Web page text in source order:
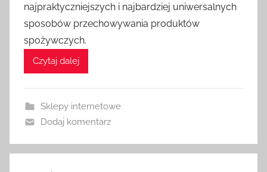
najpraktyczniejszych i najbardziej uniwersalnych
sposobów przechowywania produktów
spożywczych.
Czytaj dalej
Sklepy internetowe
Dodaj komentarz